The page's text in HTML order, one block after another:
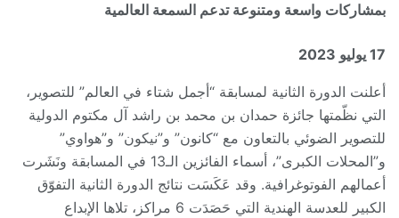
بمشاركات واسعة ومتنوعة تدعم السمعة العالمية
17 يوليو 2023
أعلنت الدورة الثانية لمسابقة “أجمل شتاء في العالم” للتصوير،
التي نظّمتها جائزة حمدان بن محمد بن راشد آل مكتوم الدولية
للتصوير الضوئي بالتعاون مع “كانون” و”نيكون” و”هواوي”
و”المحلات الكبرى”، أسماء الفائزين الـ13 في المسابقة ونَشَرت
أعمالهم الفوتوغرافية. وقد عَكَسَت نتائج الدورة الثانية التفوّق
الكبير للعدسة الهندية التي حَصَدَت 6 مراكز، تلاها الإبداع